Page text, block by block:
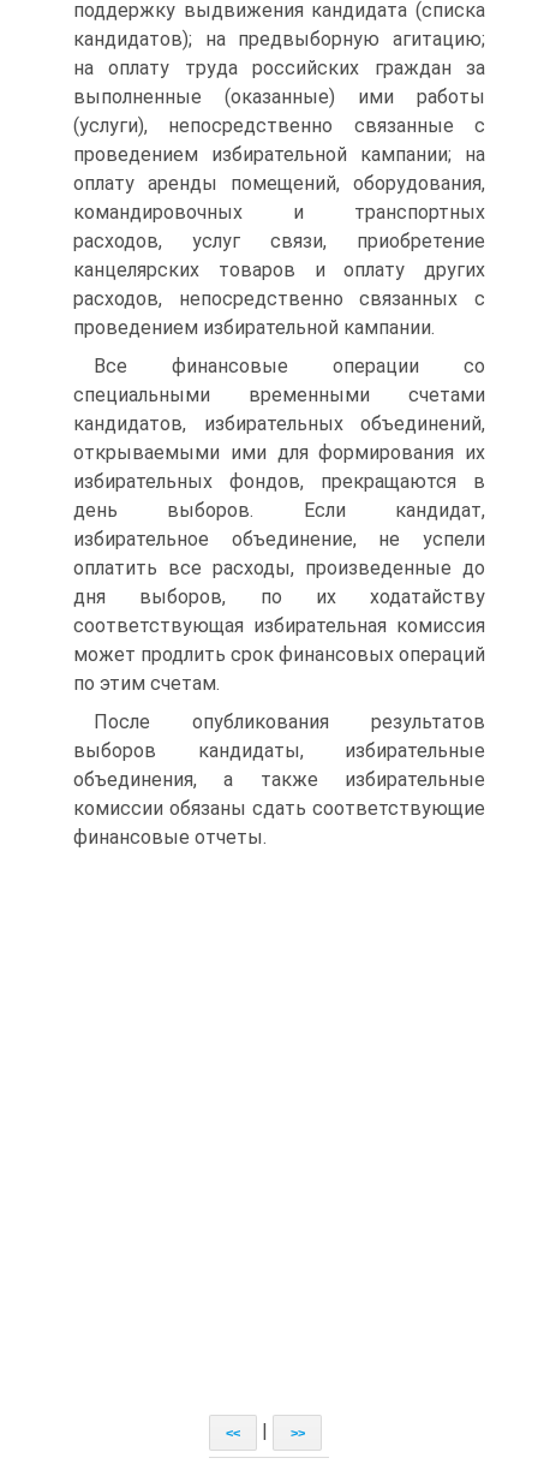
поддержку выдвижения кандидата (списка
кандидатов); на предвыборную агитацию;
на оплату труда российских граждан за
выполненные (оказанные) ими работы
(услуги), непосредственно связанные с
проведением избирательной кампании; на
оплату аренды помещений, оборудования,
командировочных и транспортных
расходов, услуг связи, приобретение
канцелярских товаров и оплату других
расходов, непосредственно связанных с
проведением избирательной кампании.
Все финансовые операции со
специальными временными счетами
кандидатов, избирательных объединений,
открываемыми ими для формирования их
избирательных фондов, прекращаются в
день выборов. Если кандидат,
избирательное объединение, не успели
оплатить все расходы, произведенные до
дня выборов, по их ходатайству
соответствующая избирательная комиссия
может продлить срок финансовых операций
по этим счетам.
После опубликования результатов
выборов кандидаты, избирательные
объединения, а также избирательные
комиссии обязаны сдать соответствующие
финансовые отчеты.
<< >>